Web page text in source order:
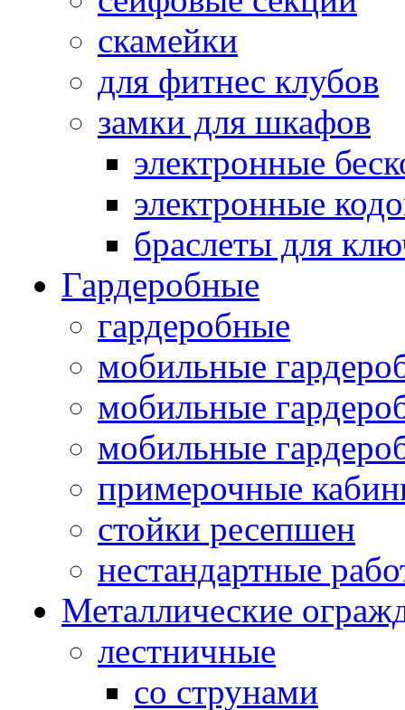
скамейки
для фитнес клубов
замки для шкафов
электронные
электронные
браслеты для
Гардеробные
гардеробные
мобильные
мобильные
мобильные
примерочные
стойки ресепшен
нестандартные
Металлические
лестничные
со струнами